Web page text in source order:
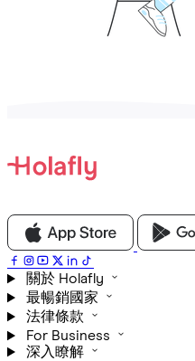
關於 Holafly
最暢銷國家
法律條款
For Business
深入瞭解